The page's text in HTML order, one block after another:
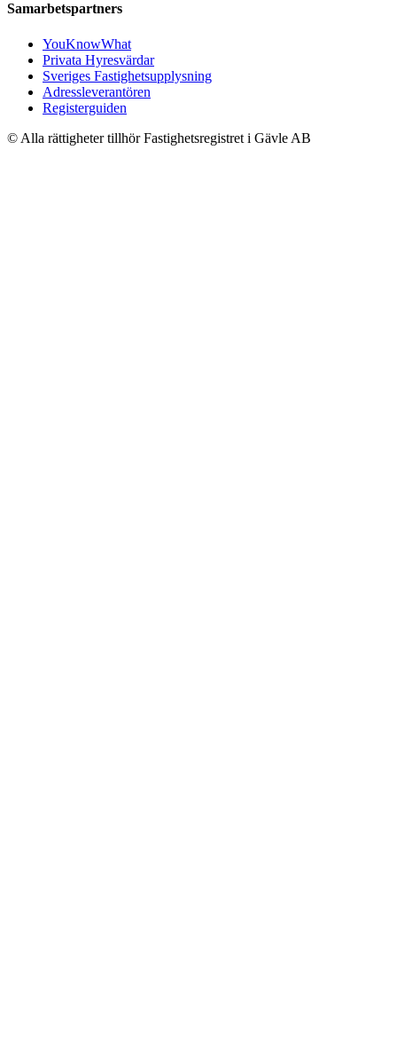
Samarbetspartners
YouKnowWhat
Privata Hyresvärdar
Sveriges Fastighetsupplysning
Adressleverantören
Registerguiden
© Alla rättigheter tillhör Fastighetsregistret i Gävle AB